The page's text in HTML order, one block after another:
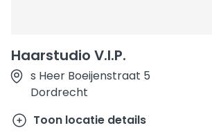
Haarstudio V.I.P.
s Heer Boeijenstraat 5
Dordrecht
Toon locatie details